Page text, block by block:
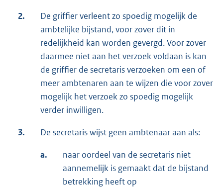
2.
De griffier verleent zo spoedig mogelijk de
ambtelijke bijstand, voor zover dit in
redelijkheid kan worden gevergd. Voor zover
daarmee niet aan het verzoek voldaan is kan
de griffier de secretaris verzoeken om een of
meer ambtenaren aan te wijzen die voor zover
mogelijk het verzoek zo spoedig mogelijk
verder inwilligen.
3. De secretaris wijst geen ambtenaar aan als:
a.
naar oordeel van de secretaris niet
aannemelijk is gemaakt dat de bijstand
betrekking heeft op